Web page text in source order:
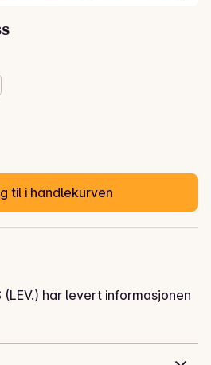
kr
til i handlekurven
(LEV.) har levert informasjonen